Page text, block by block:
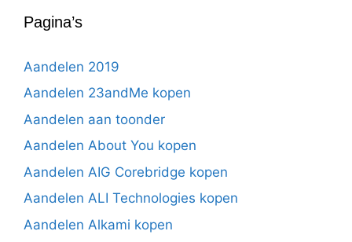
Pagina’s
Aandelen 2019
Aandelen 23andMe kopen
Aandelen aan toonder
Aandelen About You kopen
Aandelen AIG Corebridge kopen
Aandelen ALI Technologies kopen
Aandelen Alkami kopen